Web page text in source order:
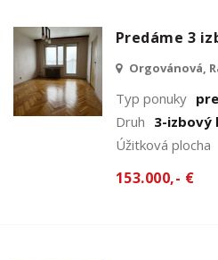
Predáme 3
Orgovánová,
Typ ponuky
Druh 3-izbový
Úžitková plocha
153.000,- €